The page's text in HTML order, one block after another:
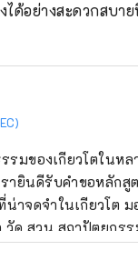
ด้อย่างสะดวกสบา
มของเกียวโตในห
ายินดีรับคำขอหลัก
จดจำในเกียวโต
วัด สวน สถาปัตยก
อีกมากมาย รวมถึง